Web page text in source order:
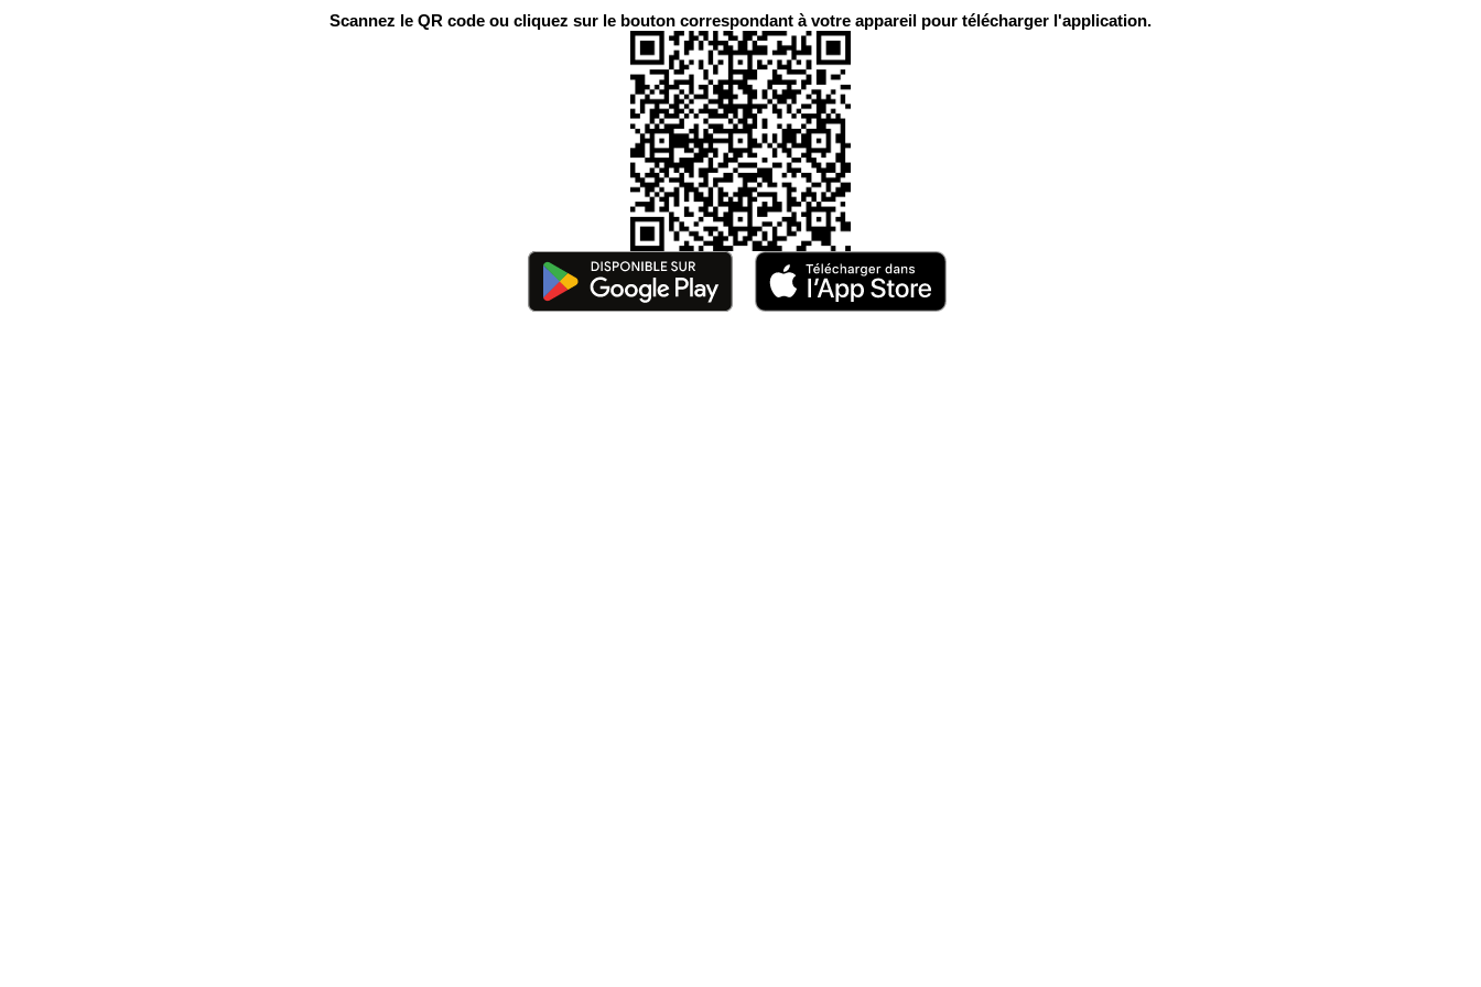
Scannez le QR code ou cliquez sur le bouton correspondant à votre appareil pour télécharger l'application.